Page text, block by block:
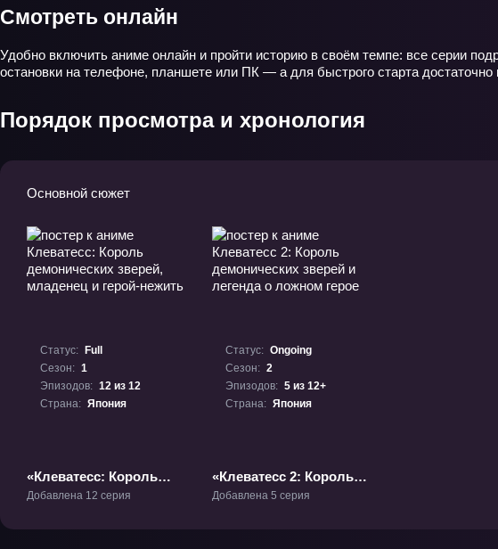
Смотреть онлайн
Удобно включить аниме онлайн и пройти историю в своём темпе: все серии
остановки на телефоне, планшете или ПК — а для быстрого старта достаточно
Порядок просмотра и хронология
Основной сюжет
Статус:
Full
Сезон: 1
Эпизодов: 12 из 12
Страна: Япония
«Клеватесс: Король
демонических зверей,
нежить» ТВ-1
Добавлена 12 серия
Статус: Ongoing
Сезон: 2
Эпизодов: 5 из 12+
Страна: Япония
«Клеватесс 2: Король
демонических зверей и
Добавлена 5 серия